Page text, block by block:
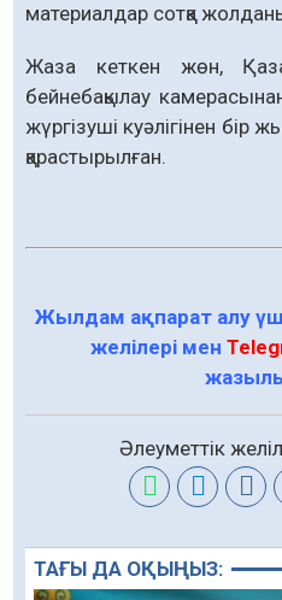
материалдар сотқа
Жаза кеткен жөн,
бейнебақылау
жүргізуші куәлігінен бір
қарастырылған.
Жылдам ақпарат алу
желілері мен
Әлеуметтік
ТАҒЫ ДА ОҚЫҢЫЗ: